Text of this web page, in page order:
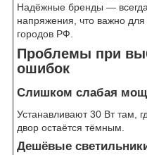
Надёжные бренды — всегда
напряжения, что важно
городов РФ.
Проблемы при
ошибок
Слишком слабая
Устанавливают 30 Вт там,
двор остаётся тёмным.
Дешёвые